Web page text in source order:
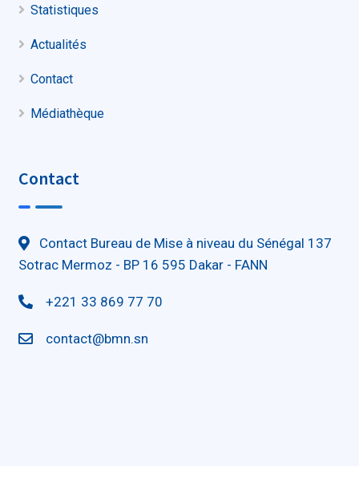
Statistiques
Actualités
Contact
Médiathèque
Contact
Contact Bureau de Mise à niveau du Sénégal 137
Sotrac Mermoz - BP 16 595 Dakar - FANN
+221 33 869 77 70
contact@bmn.sn